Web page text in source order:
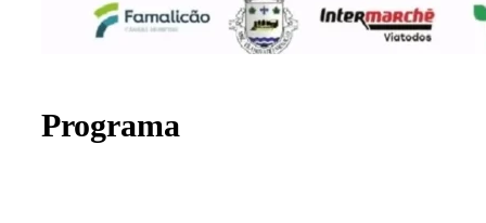
Programa